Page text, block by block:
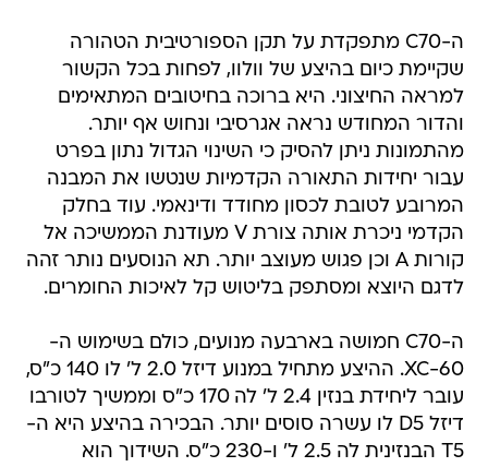
ה-C70 מתפקדת על תקן הספורטיבית הטהורה
שקיימת כיום בהיצע של וולוו, לפחות בכל הקשור
למראה החיצוני. היא ברוכה בחיטובים המתאימים
והדור המחודש נראה אגרסיבי ונחוש אף יותר.
מהתמונות ניתן להסיק כי השינוי הגדול נתון בפרט
עבור יחידות התאורה הקדמיות שנטשו את המבנה
המרובע לטובת לכסון מחודד ודינאמי. עוד בחלק
הקדמי ניכרת אותה צורת V מעודנת הממשיכה אל
קורות A וכן פגוש מעוצב יותר. תא הנוסעים נותר זהה
לדגם היוצא ומסתפק בליטוש קל לאיכות החומרים.
ה-C70 חמושה בארבעה מנועים, כולם בשימוש ה-
XC-60. ההיצע מתחיל במנוע דיזל 2.0 ל' לו 140 כ"ס,
עובר ליחידת בנזין 2.4 ל' לה 170 כ"ס וממשיך לטורבו
דיזל D5 לו עשרה סוסים יותר. הבכירה בהיצע היא ה-
T5 הבנזינית לה 2.5 ל' ו-230 כ"ס. השידוך הוא